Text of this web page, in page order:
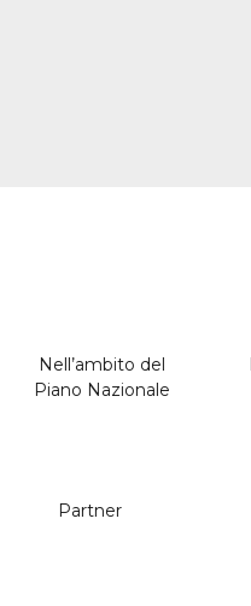
Nell’ambito del
Piano Nazionale
Partner